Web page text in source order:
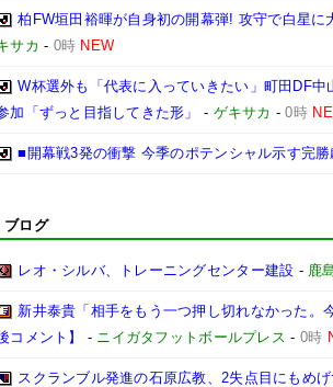
柏FW垣田裕暉が自身初の開幕弾! 攻守で白星
サカ - 0時 NEW
W杯選外も「代表に入っていきたい」町田DF
加「ずっと目指してきた形」
- ゲキサカ -0時
■開幕戦3発の衝撃 今季のポテンシャル示す完勝
ブログ
レオ・シルバ、トレーニングセンター建設 - 鹿
新井泰貴「相手をもう一つ押し切れなかった
コメント】
- ニイガタフットボールプレス - 0時
スクランブル発進の石原広教、2失点目にもめ